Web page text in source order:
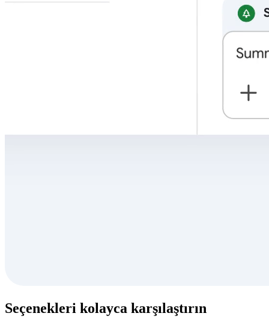
Seçenekleri kolayca karşılaştırın